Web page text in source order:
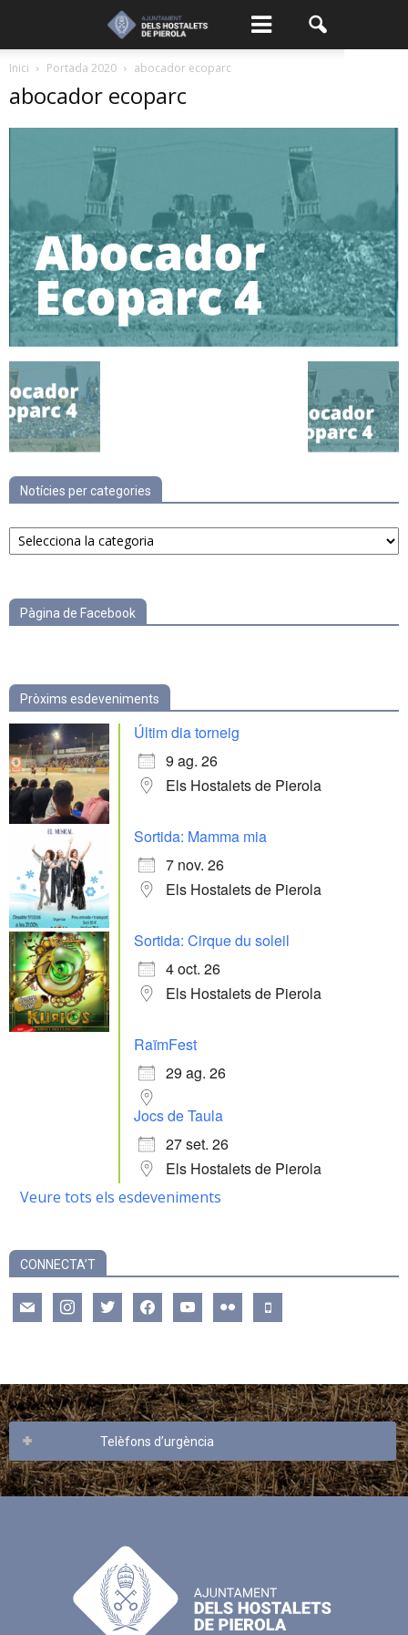
Inici Portada 2020 abocador ecoparc
abocador ecoparc
Notícies per categories
Notícies
per
Pàgina de Facebook
Pròxims esdeveniments
Últim dia torneig
9 ag. 26
Els Hostalets de Pierola
Sortida: Mamma mia
7 nov. 26
Els Hostalets de Pierola
Sortida: Cirque du soleil
4 oct. 26
Els Hostalets de Pierola
RaïmFest
29 ag. 26
Jocs de Taula
27 set. 26
Els Hostalets de Pierola
Veure tots els esdeveniments
CONNECTA’T
mail instagramtwitter facebookyoutube flickr mobile
Telèfons d’urgència